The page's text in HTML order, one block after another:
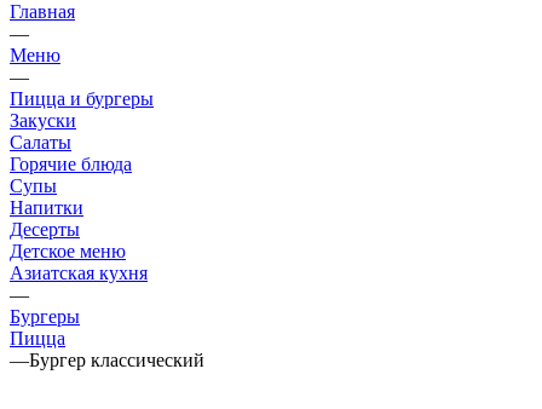
Главная
—
Меню
—
Пицца и бургеры
Закуски
Салаты
Горячие блюда
Супы
Напитки
Десерты
Детское меню
Азиатская кухня
—
Бургеры
Пицца
—Бургер классический